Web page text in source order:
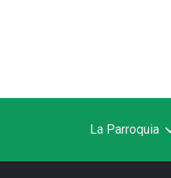
La Parroquia